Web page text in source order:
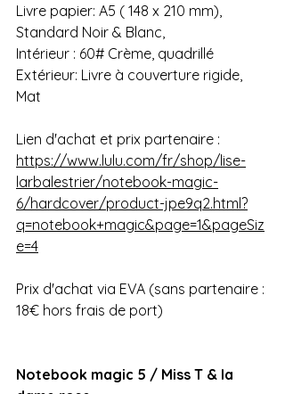
Livre papier: A5 ( 148 x 210 mm),
Standard Noir & Blanc,
Intérieur : 60# Crème, quadrillé
Extérieur: Livre à couverture rigide,
Mat
Lien d'achat et prix partenaire :
https://www.lulu.com/fr/shop/lise-
larbalestrier/notebook-magic-
6/hardcover/product-jpe9q2.html?
q=notebook+magic&page=1&pageSiz
e=4
Prix d'achat via EVA (sans partenaire :
18€ hors frais de port)
Notebook magic 5 / Miss T & la